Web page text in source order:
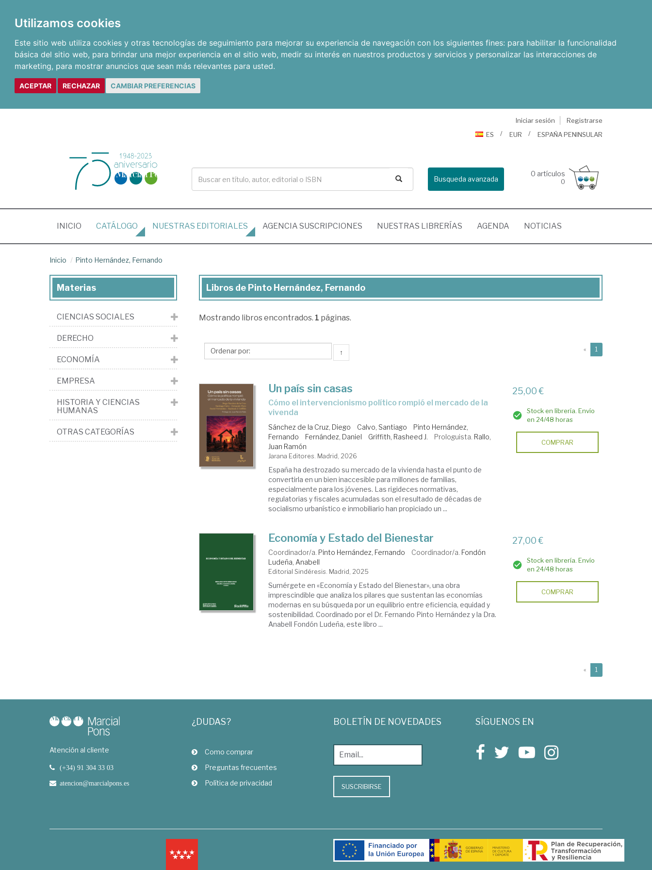
Utilizamos cookies
Este sitio web utiliza cookies y otras tecnologías de seguimiento para mejorar su experiencia de navegación con los siguientes fines: para habilitar la funcionalidad
básica del sitio web, para brindar una mejor experiencia en el sitio web, medir su interés en nuestros productos y servicios y personalizar las interacciones de
marketing, para mostrar anuncios que sean más relevantes para usted.
ACEPTAR RECHAZAR CAMBIAR PREFERENCIAS
Iniciar sesión
Registrarse
ES
EUR ESPAÑA PENINSULAR
Busqueda avanzada
0 artículos
0
INICIO (CURRENT)
CATÁLOGO NUESTRAS EDITORIALES AGENCIA SUSCRIPCIONES NUESTRAS LIBRERÍAS AGENDA NOTICIAS
Inicio Pinto Hernández, Fernando
Libros
Pinto
Fernando
Libros de Pinto Hernández, Fernando
Mostrando libros encontrados. 1 páginas.
↑ « 1
Un país sin casas
cómo el intervencionismo político rompió el mercado de la
vivenda
Sánchez de la Cruz, Diego Calvo, Santiago
Pinto Hernández,
Fernando
Fernández, Daniel Griffith, Rasheed J. Prologuista. Rallo,
Juan Ramón
Jarana Editores. Madrid, 2026
España ha destrozado su mercado de la vivienda hasta el punto de
convertirla en un bien inaccesible para millones de familias,
especialmente para los jóvenes. Las rigideces normativas,
regulatorias y fiscales acumuladas son el resultado de décadas de
socialismo urbanístico e inmobiliario han propiciado un ...
25,00 €
Stock en librería. Envío
en 24/48 horas
COMPRAR
Economía y Estado del Bienestar
Coordinador/a. Pinto Hernández, Fernando Coordinador/a. Fondón
Ludeña, Anabell
Editorial Sindéresis. Madrid, 2025
Sumérgete en «Economía y Estado del Bienestar», una obra
imprescindible que analiza los pilares que sustentan las economías
modernas en su búsqueda por un equilibrio entre eficiencia, equidad y
sostenibilidad. Coordinado por el Dr. Fernando Pinto Hernández y la Dra.
Anabell Fondón Ludeña, este libro ...
27,00 €
Stock en librería. Envío
en 24/48 horas
COMPRAR
« 1
Materias
CIENCIAS SOCIALES
DERECHO
ECONOMÍA
EMPRESA
HISTORIA Y CIENCIAS
HUMANAS
OTRAS CATEGORÍAS
Atención al cliente
(+34) 91 304 33 03
atencion@marcialpons.es
¿DUDAS?
Como comprar
Preguntas frecuentes
Política de privacidad
BOLETÍN DE NOVEDADES
SUSCRIBIRSE
SÍGUENOS EN